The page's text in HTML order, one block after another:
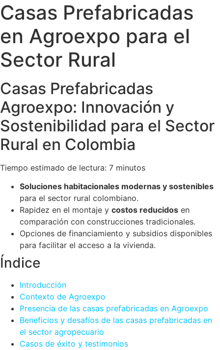
Casas Prefabricadas
en Agroexpo para el
Sector Rural
Casas Prefabricadas
Agroexpo: Innovación y
Sostenibilidad para el Sector
Rural en Colombia
Tiempo estimado de lectura: 7 minutos
Soluciones habitacionales modernas y sostenibles
para el sector rural colombiano.
Rapidez en el montaje y costos reducidos en
comparación con construcciones tradicionales.
Opciones de financiamiento y subsidios disponibles
para facilitar el acceso a la vivienda.
Índice
Introducción
Contexto de Agroexpo
Presencia de las casas prefabricadas en Agroexpo
Beneficios y desafíos de las casas prefabricadas en
el sector agropecuario
Casos de éxito y testimonios